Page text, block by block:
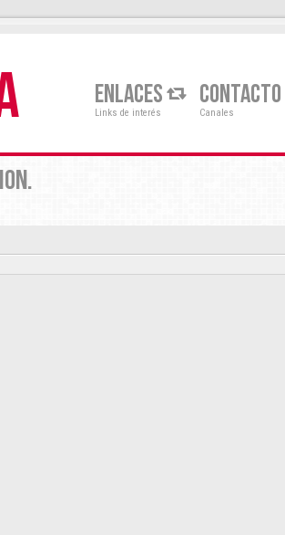
ENLACES
Links de interés
CONTACTO
Canales